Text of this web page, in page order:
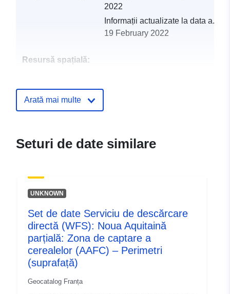
2022
Informații actualizate la data
19 February 2022
Resursă spațială:
daa797f88908
Tip:
Resursă:
http://inspire.ec.europa.eu/
codelist/SpatialDataServiceType/
Arată mai multe
Seturi de date similare
UNKNOWN
Set de date Serviciu de descărcare
directă (WFS): Noua Aquitaină
parțială: Zona de captare a
cerealelor (AAFC) – Perimetri
(suprafață)
Geocatalog Franța